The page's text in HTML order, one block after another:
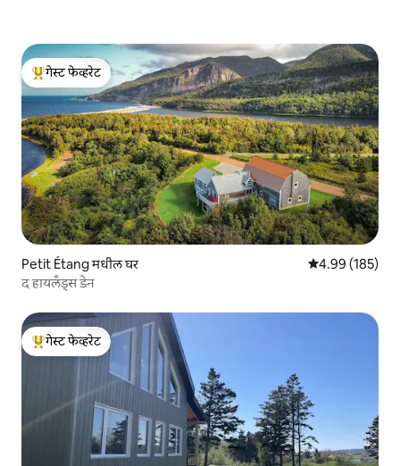
टॉप गेस्ट फेव्हरेट
गेस्ट फेव्हरेट
Petit Étang मधील घर 5 पैकी 4.99
4.99 (185)
द हायलँड्स डेन
टॉप गेस्ट फेव्हरेट
गेस्ट फेव्हरेट